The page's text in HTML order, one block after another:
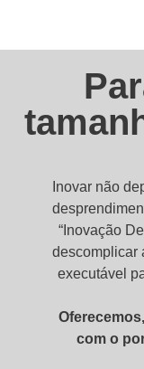
Inovar não
“Inovação
descomplicar
executável
com o